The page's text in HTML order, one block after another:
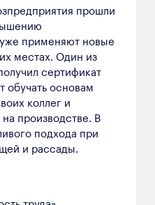
прошли
применяют новые
местах. Один из
сертификат
обучать основам
коллег и
производстве. В
подхода при
и рассады.